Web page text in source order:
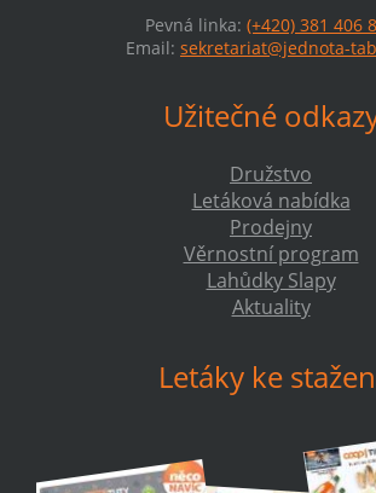
Pevná linka: (+420) 381 406
Email: sekretariat@jednota-
Užitečné
Družstvo
Letáková nabídka
Prodejny
Věrnostní program
Lahůdky Slapy
Aktuality
Letáky ke